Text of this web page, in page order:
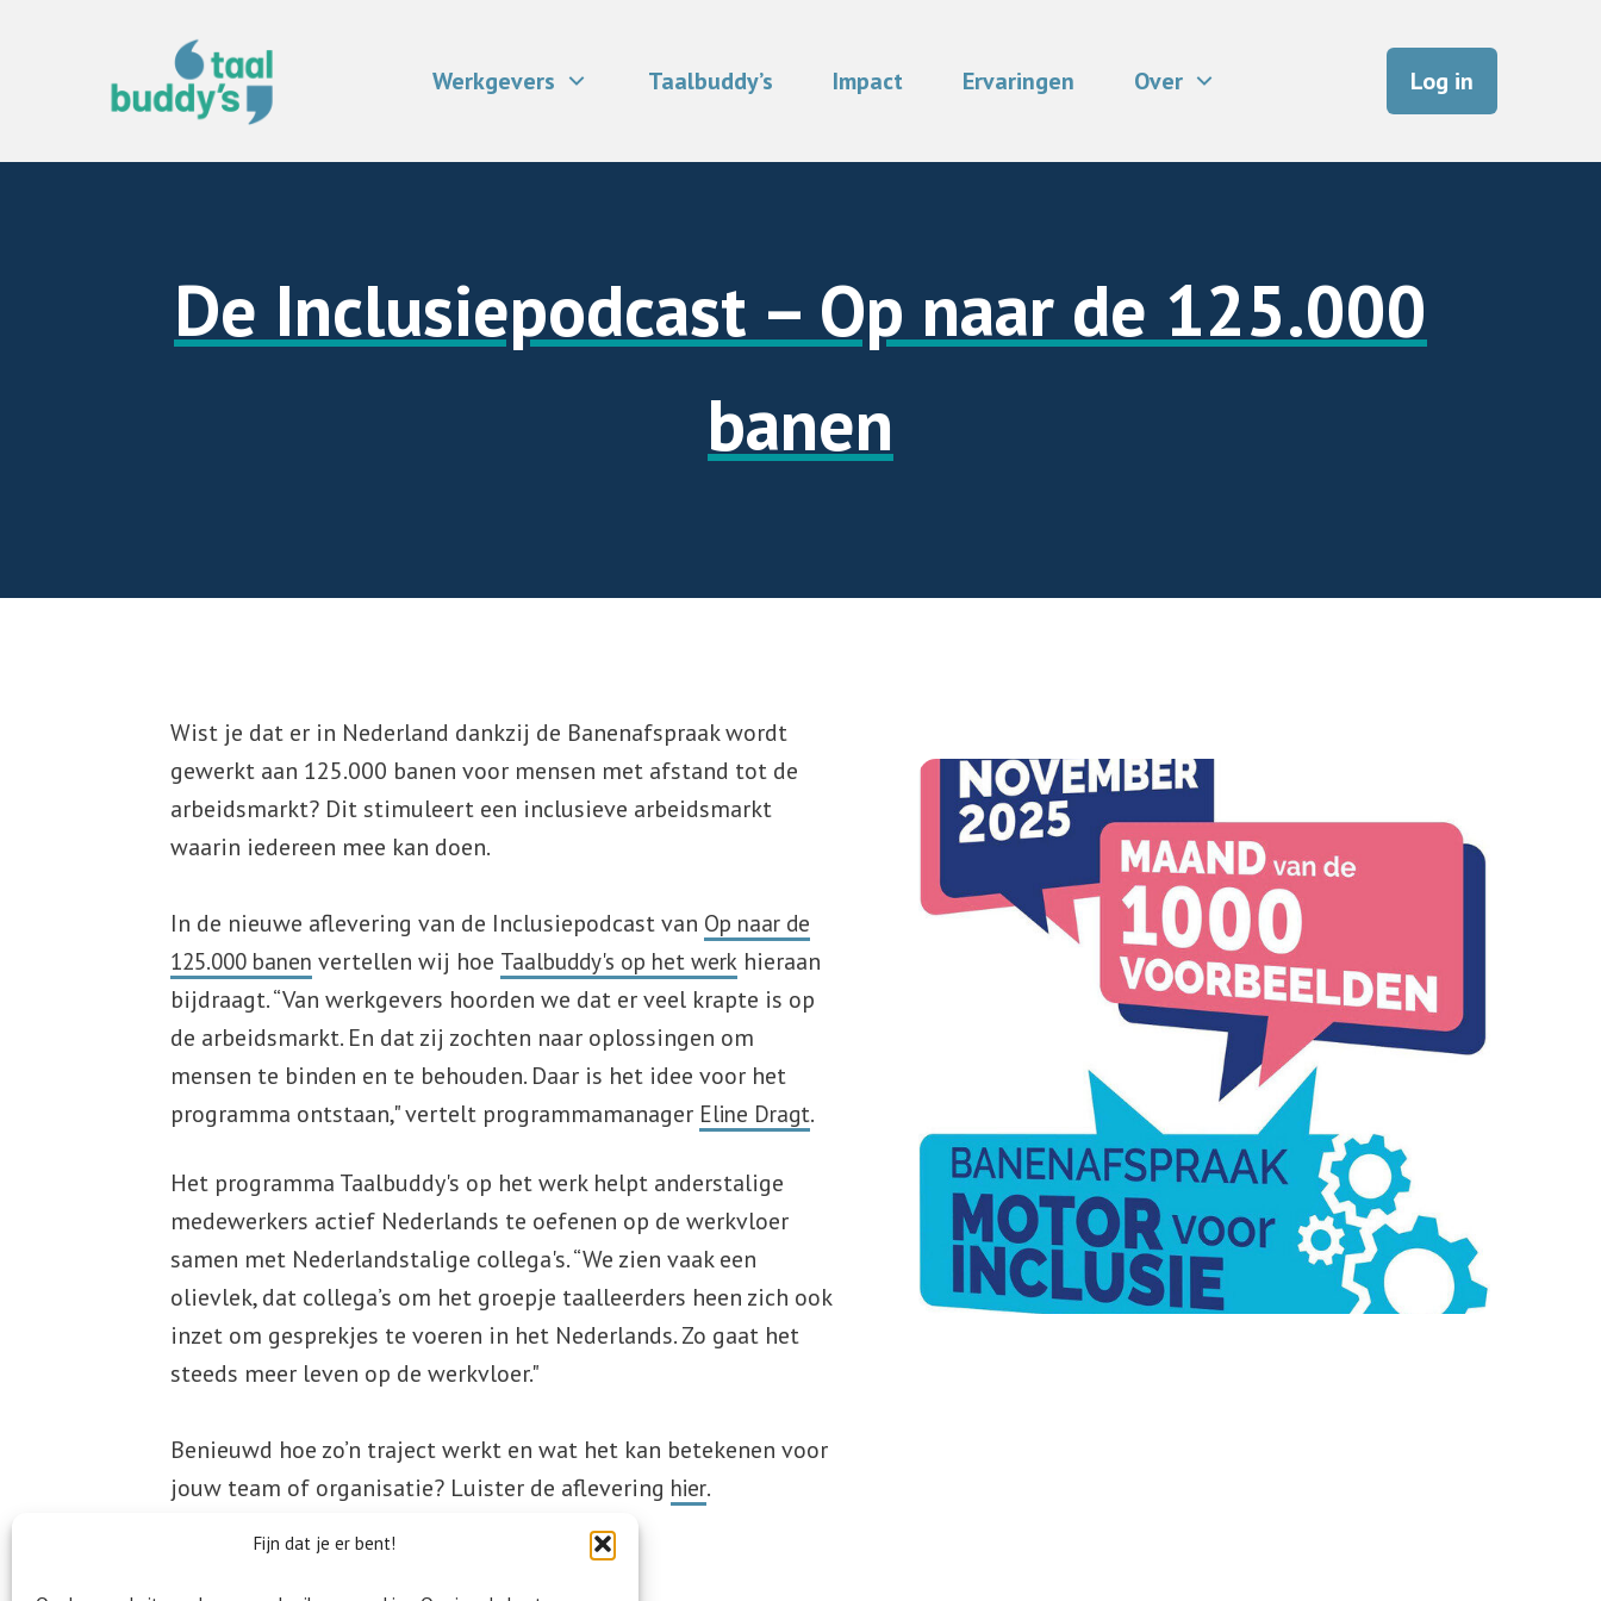
Fijn dat je er bent!
Werkgevers Taalbuddy’s Impact Ervaringen Over Log in
De Inclusiepodcast – Op naar de 125.000
banen
Wist je dat er in Nederland dankzij de Banenafspraak wordt
gewerkt aan 125.000 banen voor mensen met afstand tot de
arbeidsmarkt? Dit stimuleert een inclusieve arbeidsmarkt
waarin iedereen mee kan doen.
In de nieuwe aflevering van de Inclusiepodcast van Op naar de
125.000 banen vertellen wij hoe Taalbuddy's op het werk hieraan
bijdraagt. “Van werkgevers hoorden we dat er veel krapte is op
de arbeidsmarkt. En dat zij zochten naar oplossingen om
mensen te binden en te behouden. Daar is het idee voor het
programma ontstaan," vertelt programmamanager Eline Dragt.
Het programma Taalbuddy's op het werk helpt anderstalige
medewerkers actief Nederlands te oefenen op de werkvloer
samen met Nederlandstalige collega's. “We zien vaak een
olievlek, dat collega’s om het groepje taalleerders heen zich ook
inzet om gesprekjes te voeren in het Nederlands. Zo gaat het
steeds meer leven op de werkvloer."
Benieuwd hoe zo’n traject werkt en wat het kan betekenen voor
jouw team of organisatie? Luister de aflevering hier.